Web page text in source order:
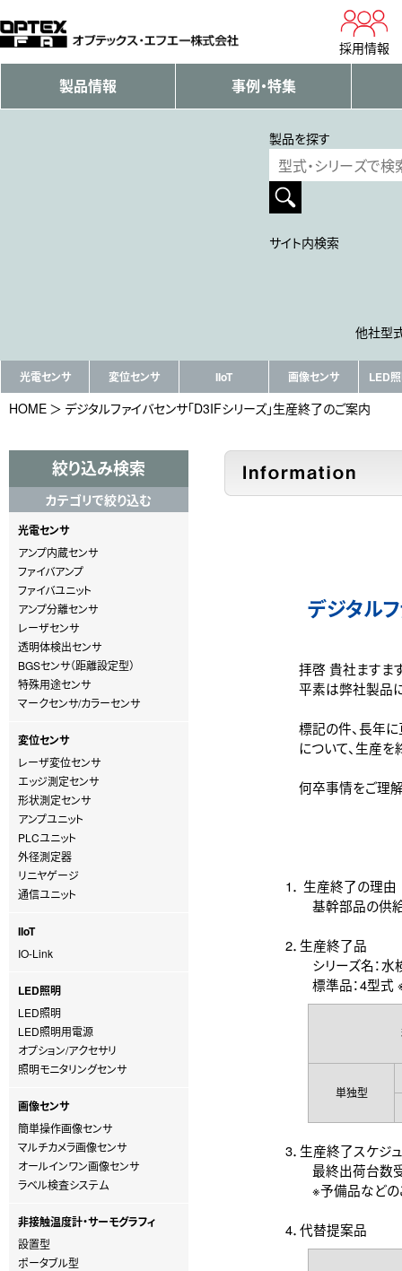
採用情報
製品情報 事例・特集
製品を探す
サイト内検索
他社型
光電センサ 変位センサ IIoT 画像センサ LED照
HOME デジタルファイバセンサ「D3IFシリーズ」生産終了のご案内
絞り込み検索
カテゴリで絞り込む
光電センサ
アンプ内蔵センサ
ファイバアンプ
ファイバユニット
アンプ分離センサ
レーザセンサ
透明体検出センサ
BGSセンサ（距離設定型）
特殊用途センサ
マークセンサ/カラーセンサ
変位センサ
レーザ変位センサ
エッジ測定センサ
形状測定センサ
アンプユニット
PLCユニット
外径測定器
リニヤゲージ
通信ユニット
IIoT
IO-Link
LED照明
LED照明
LED照明用電源
オプション/アクセサリ
照明モニタリングセンサ
画像センサ
簡単操作画像センサ
マルチカメラ画像センサ
オールインワン画像センサ
ラベル検査システム
非接触温度計・サーモグラフィ
設置型
ポータブル型
デジタル
拝啓 貴社ますま
平素は弊社製品
標記の件、長年に
について、生産を
何卒事情をご理解
1． 生産終了の理由
基幹部品の供給
2．生産終了品
シリーズ名：水
標準品：4型式 ※
単独型
3．生産終了スケジ
最終出荷台数受
※予備品などのご
4．代替提案品